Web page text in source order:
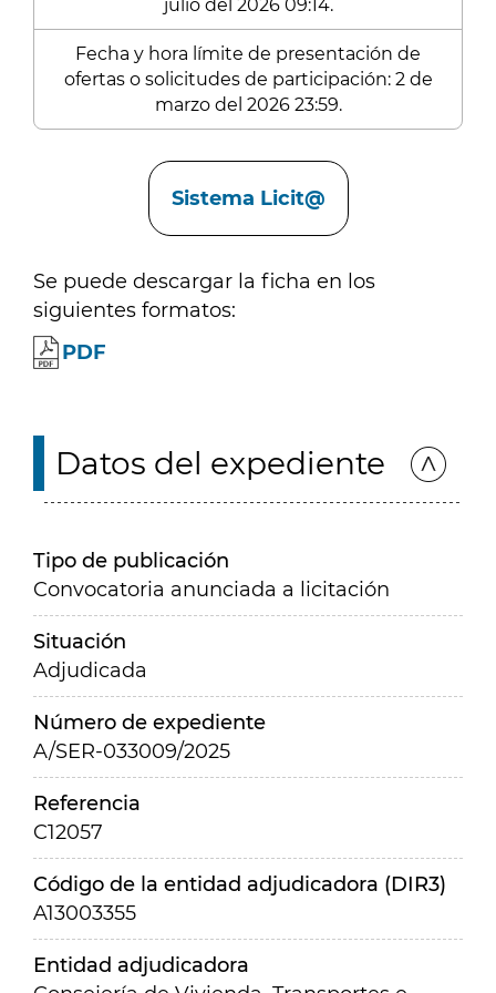
julio del 2026 09:14.
Fecha y hora límite de presentación de
ofertas o solicitudes de participación: 2 de
marzo del 2026 23:59.
Sistema Licit@
Se puede descargar la ficha en los
siguientes formatos:
PDF
Datos del expediente
Tipo de publicación
Convocatoria anunciada a licitación
Situación
Adjudicada
Número de expediente
A/SER-033009/2025
Referencia
C12057
Código de la entidad adjudicadora (DIR3)
A13003355
Entidad adjudicadora